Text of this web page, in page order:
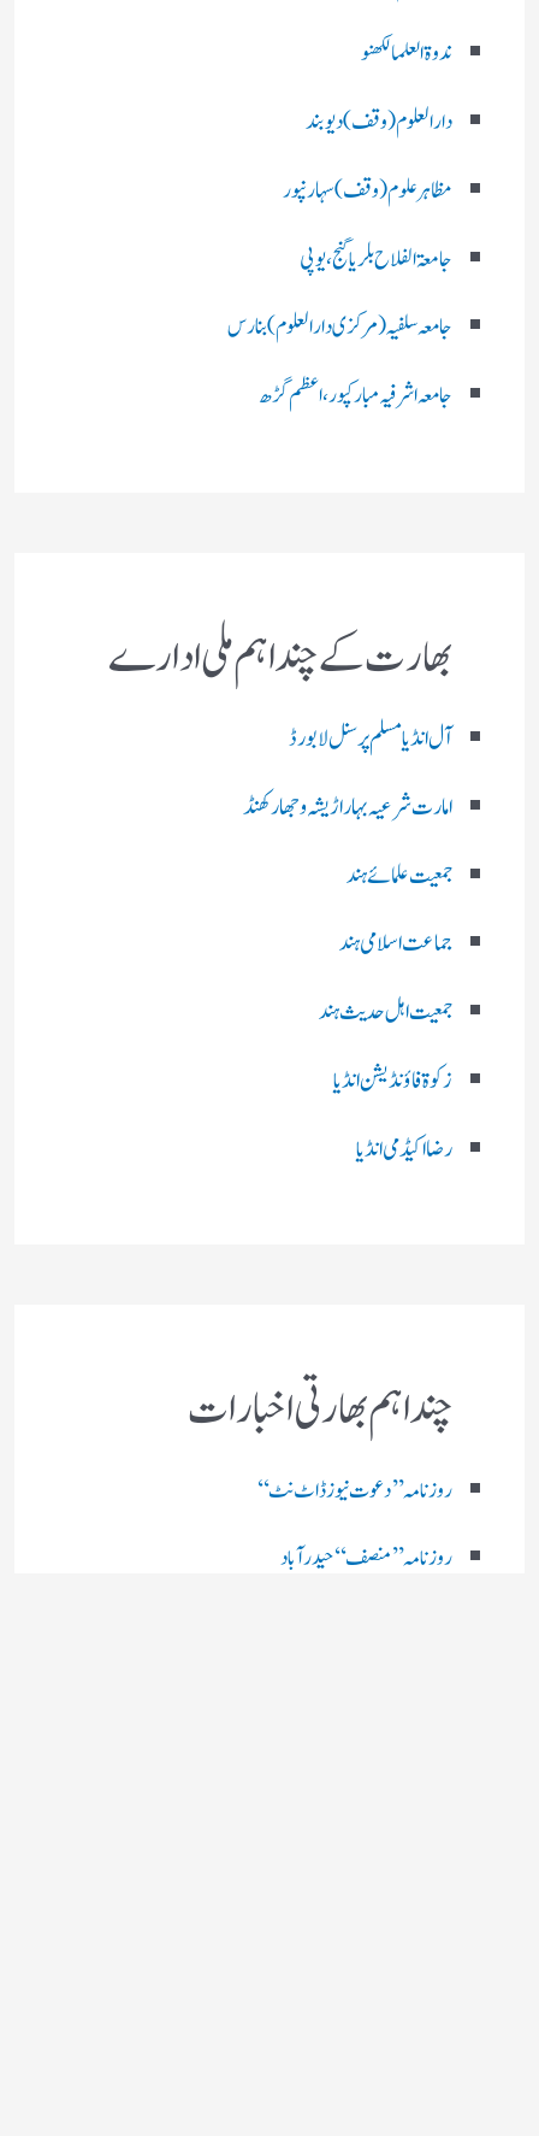
ندوۃالعلما لکھنو
دارالعلوم (وقف)دیوبند
مظاہرعلوم (وقف)سہارنپور
جامعۃ الفلاح بلریاگنج،یوپی
جامعہ سلفیہ(مرکزی دارالعلوم )بنارس
جامعہ اشرفیہ مبارکپور،اعظم گڑھ
بھارت کے چند اہم ملی ادارے
آل انڈیا مسلم پرسنل لا بورڈ
امارت شرعیہ بہار اڑیشہ و جھارکھنڈ
جمعیت علمائے ہند
جماعت اسلامی ہند
جمعیت اہل حدیث ہند
زکوۃ فاؤنڈیشن انڈیا
رضا اکیڈمی انڈیا
چند اہم بھارتی اخبارات
روز نامہ ’’ دعوت نیوز ڈاٹ نٹ‘‘
روزنامہ ’’ منصف‘‘ حیدر آباد